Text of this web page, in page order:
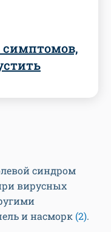
симптомов,
синдром
вирусных
и насморк (2).